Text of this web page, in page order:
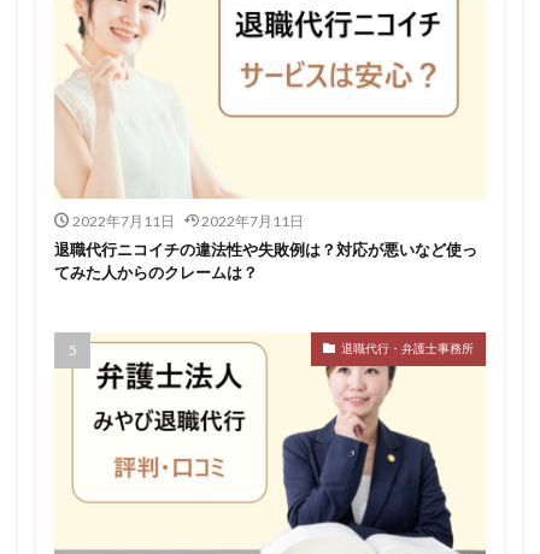
2022年7月11日 2022年7月11日
退職代行ニコイチの違法性や失敗例は？対応が悪いなど使っ
てみた人からのクレームは？
退職代行・弁護士事務所